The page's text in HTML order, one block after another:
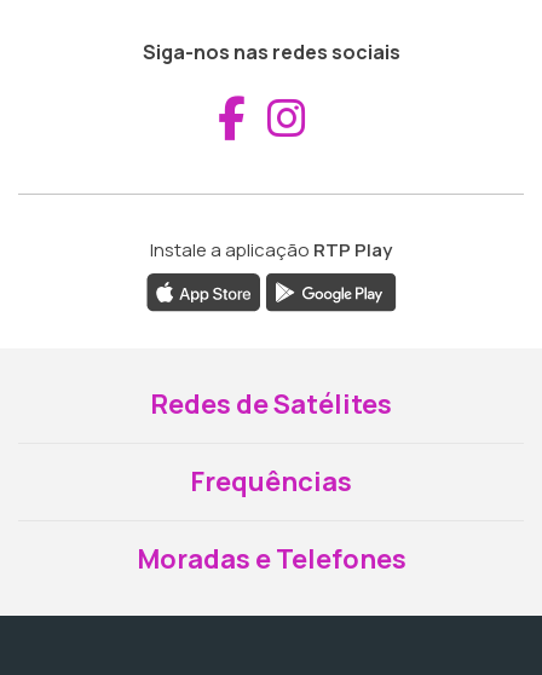
Siga-nos nas redes sociais
Aceder ao
Instale a aplicação RTP Play
Redes de Satélites
Frequências
Moradas e Telefones